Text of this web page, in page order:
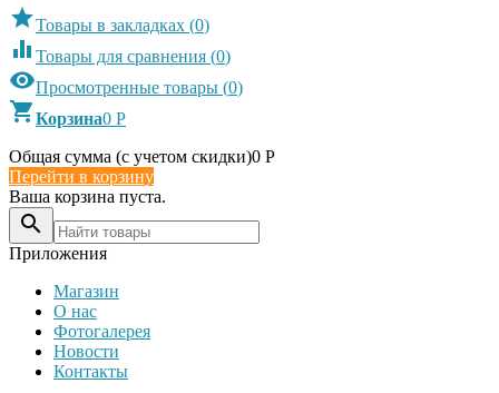
Товары в закладках (0)
 Товары для сравнения (0)
Просмотренные товары (0)
Корзина0 Р
Общая сумма (с учетом скидки)0 Р
Перейти в корзину
Ваша корзина пуста.

Приложения
Магазин
О нас
Фотогалерея
Новости
Контакты